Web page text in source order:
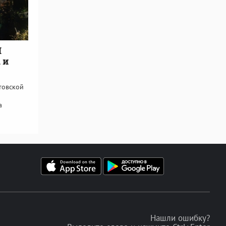
и
Нашли ошибку?